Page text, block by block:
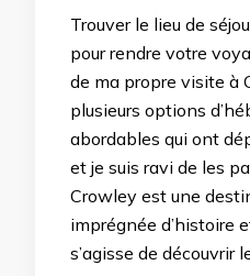
Trouver le lieu de
pour rendre votre
de ma propre visite à
plusieurs options
abordables qui ont
et je suis ravi de les
Crowley est une
imprégnée d’histoire
s’agisse de découvrir